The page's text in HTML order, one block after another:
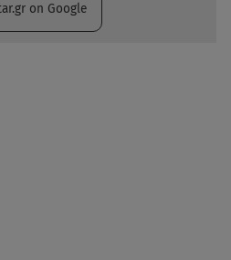
on Google